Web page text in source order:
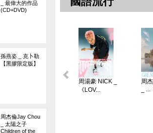
_ 最偉大的作品
(CD+DVD)
孫燕姿 _ 克卜勒
【黑膠限定版】
周杰倫Jay Chou
_ 太陽之子
Children of the
周湯豪 NICK _
《LOV...
周
_ ...